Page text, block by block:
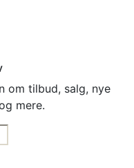
om tilbud, salg, nye
mere.